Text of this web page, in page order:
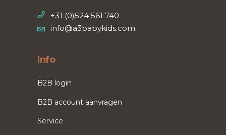
+31 (0)524 561 740
info@a3babykids.com
Info
B2B login
B2B account aanvragen
Service